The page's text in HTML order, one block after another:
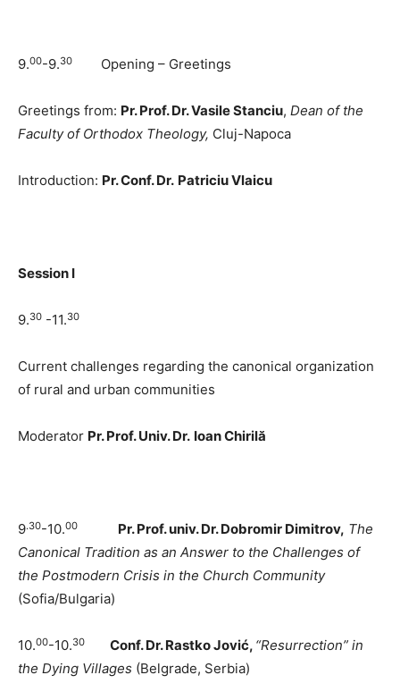
9.00-9.30 Opening – Greetings
Greetings from: Pr. Prof. Dr. Vasile Stanciu, Dean of the
Faculty of Orthodox Theology, Cluj-Napoca
Introduction: Pr. Conf. Dr. Patriciu Vlaicu
Session I
9.30 -11.30
Current challenges regarding the canonical organization
of rural and urban communities
Moderator Pr. Prof. Univ. Dr. Ioan Chirilă
9.30-10.00 Pr. Prof. univ. Dr. Dobromir Dimitrov, The
Canonical Tradition as an Answer to the Challenges of
the Postmodern Crisis in the Church Community
(Sofia/Bulgaria)
10.00-10.30 Conf. Dr. Rastko Jović, “Resurrection” in
the Dying Villages (Belgrade, Serbia)